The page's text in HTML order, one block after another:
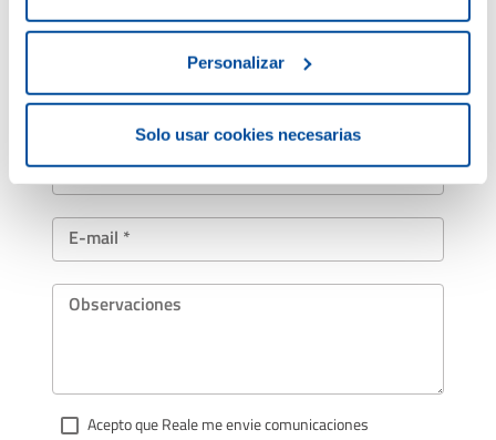
Personalizar
Solo usar cookies necesarias
Selecciona un producto *
Nombre *
Teléfono *
E-mail *
Observaciones
Acepto que Reale me envie comunicaciones